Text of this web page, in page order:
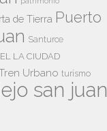
de Tierra Puerto
Santurce
LA CIUDAD
Urbano turismo
san juan